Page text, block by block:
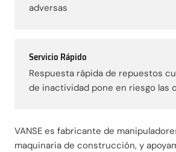
adversas
Servicio Rápido
Respuesta rápida de repuestos
de inactividad pone en riesgo las
VANSE es fabricante de
maquinaria de construcción, y